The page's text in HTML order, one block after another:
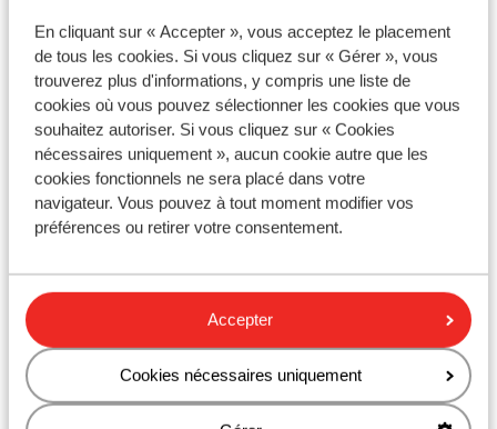
En cliquant sur « Accepter », vous acceptez le placement
de tous les cookies. Si vous cliquez sur « Gérer », vous
trouverez plus d'informations, y compris une liste de
cookies où vous pouvez sélectionner les cookies que vous
souhaitez autoriser. Si vous cliquez sur « Cookies
nécessaires uniquement », aucun cookie autre que les
cookies fonctionnels ne sera placé dans votre
navigateur. Vous pouvez à tout moment modifier vos
préférences ou retirer votre consentement.
Accepter
Cookies nécessaires uniquement
Vaccins
Pour obtenir des informations en temps réel sur les
vaccins ou d'autres sujets médicaux en rapport avec
les voyages, consultez le site Web de l'Institut de
Médecine Tropicale : https://www.itg.be
Téléphonie
Vous pouvez utiliser votre téléphone mobile au
Portugal. Cependant, nous vous conseillons d'éviter
d'y recourir en raison de coûts élevés facturés par
l'opérateur en cas de déplacement à l'étranger.
Informez-vous auprès de lui avant de partir en